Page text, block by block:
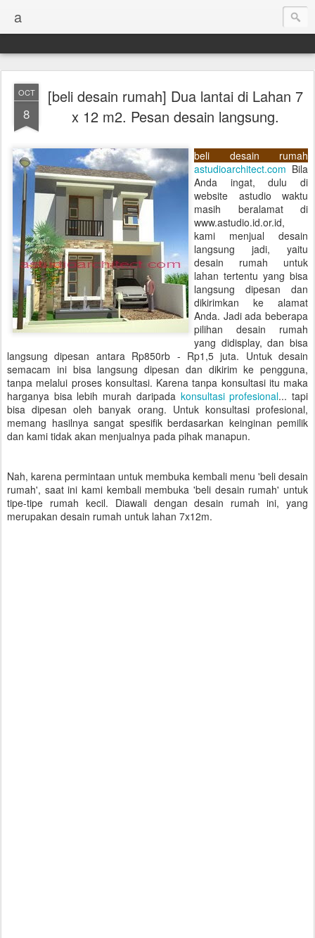
a
OCT
8
[beli desain rumah] Dua lantai di Lahan 7
x 12 m2. Pesan desain langsung.
beli desain rumah
astudioarchitect.com Bila
Anda ingat, dulu di
website astudio waktu
masih beralamat di
www.astudio.id.or.id,
kami menjual desain
langsung jadi, yaitu
desain rumah untuk
lahan tertentu yang bisa
langsung dipesan dan
dikirimkan ke alamat
Anda. Jadi ada beberapa
pilihan desain rumah
yang didisplay, dan bisa
langsung dipesan antara Rp850rb - Rp1,5 juta. Untuk desain
semacam ini bisa langsung dipesan dan dikirim ke pengguna,
tanpa melalui proses konsultasi. Karena tanpa konsultasi itu maka
harganya bisa lebih murah daripada konsultasi profesional... tapi
bisa dipesan oleh banyak orang. Untuk konsultasi profesional,
memang hasilnya sangat spesifik berdasarkan keinginan pemilik
dan kami tidak akan menjualnya pada pihak manapun.
Nah, karena permintaan untuk membuka kembali menu 'beli desain
rumah', saat ini kami kembali membuka 'beli desain rumah' untuk
tipe-tipe rumah kecil. Diawali dengan desain rumah ini, yang
merupakan desain rumah untuk lahan 7x12m.